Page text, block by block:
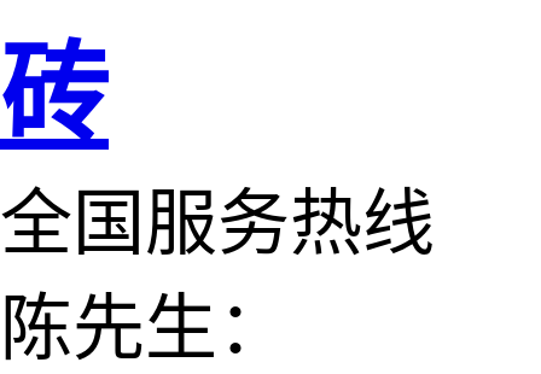
砖
全国服务热线
陈先生：